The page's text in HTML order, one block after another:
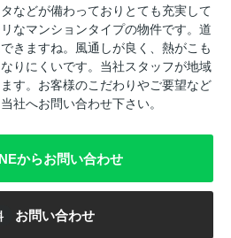
などが備わっておりとても充実して
なマンションタイプの物件です。道
きますね。風通しが良く、熱がこも
りにくいです。当社スタッフが地域
す。お客様のこだわりやご要望など
社へお問い合わせ下さい。
からお問い合わせ
お問い合わせ